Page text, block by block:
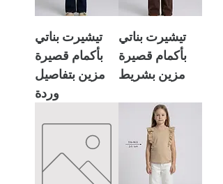
تيشيرت بناتي
بأكمام قصيرة
مزين بشريط
تيشيرت بناتي
بأكمام قصيرة
مزين بتفاصيل
وردة